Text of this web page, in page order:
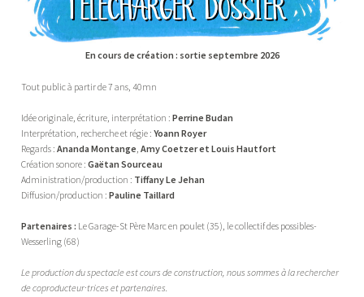
En cours de création : sortie septembre 2026
Tout public à partir de 7 ans, 40mn
Idée originale, écriture, interprétation :Perrine Budan
Interprétation, recherche et régie :Yoann Royer
Regards :Ananda Montange Amy Coetzer et Louis Hautfort
Création sonore :Gaëtan Sourceau
Administration/production : Tiffany Le Jehan
Diffusion/production :Pauline Taillard
Partenaires : Le Garage-St Père Marc en poulet (35), le collectif des possibles-
Wesserling (68)
Le production du spectacle est cours de construction, nous sommes à la rechercher
de coproducteur·trices et partenaires.